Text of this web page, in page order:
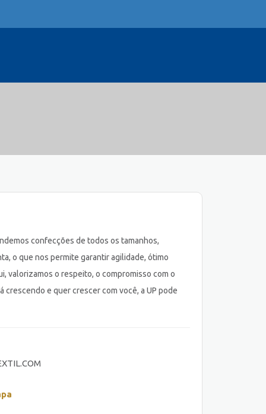
confecções de todos os tamanhos,
o que nos permite garantir agilidade, ótimo
valorizamos o respeito, o compromisso com o
e quer crescer com você, a UP pode